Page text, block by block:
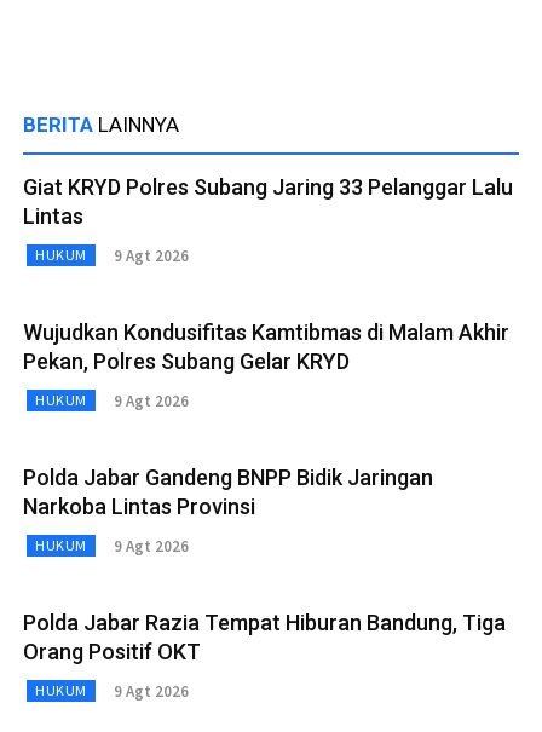
BERITA LAINNYA
Giat KRYD Polres Subang Jaring 33 Pelanggar Lalu
Lintas
HUKUM 9 Agt 2026
Wujudkan Kondusifitas Kamtibmas di Malam Akhir
Pekan, Polres Subang Gelar KRYD
HUKUM 9 Agt 2026
Polda Jabar Gandeng BNPP Bidik Jaringan
Narkoba Lintas Provinsi
HUKUM 9 Agt 2026
Polda Jabar Razia Tempat Hiburan Bandung, Tiga
Orang Positif OKT
HUKUM 9 Agt 2026